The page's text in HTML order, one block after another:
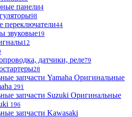
панели4
98
переключатели44
звуковые19
12
датчики, реле79
28
Оригинальные
291
Оригинальные
196